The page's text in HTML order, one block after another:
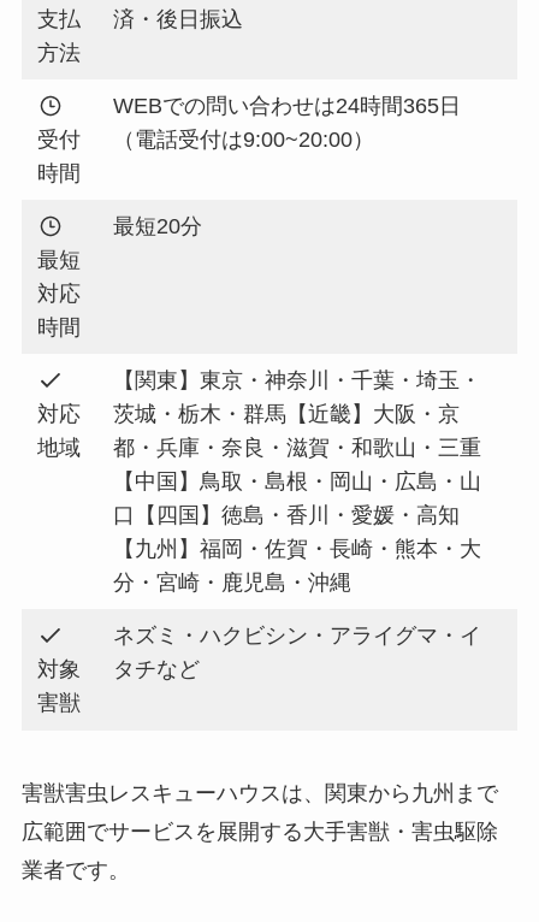
支払
方法
済・後日振込
受付
時間
WEBでの問い合わせは24時間365日
（電話受付は9:00~20:00）
最短
対応
時間
最短20分
対応
地域
【関東】東京・神奈川・千葉・埼玉・
茨城・栃木・群馬【近畿】大阪・京
都・兵庫・奈良・滋賀・和歌山・三重
【中国】鳥取・島根・岡山・広島・山
口【四国】徳島・香川・愛媛・高知
【九州】福岡・佐賀・長崎・熊本・大
分・宮崎・鹿児島・沖縄
対象
害獣
ネズミ・ハクビシン・アライグマ・イ
タチなど
害獣害虫レスキューハウスは、関東から九州まで
広範囲でサービスを展開する大手害獣・害虫駆除
業者です。